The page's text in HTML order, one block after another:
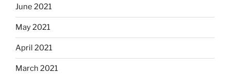
June 2021
May 2021
April 2021
March 2021